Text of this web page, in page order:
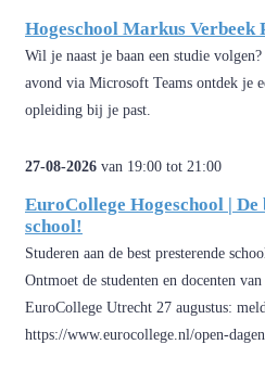
Hogeschool Markus Verbeek
Wil je naast je baan een studie
avond via Microsoft Teams ontdek je
opleiding bij je past.
27-08-2026 van 19:00 tot 21:00
EuroCollege Hogeschool | De
school!
Studeren aan de best presterende
Ontmoet de studenten en docenten
EuroCollege Utrecht 27 augustus:
https://www.eurocollege.nl/open-